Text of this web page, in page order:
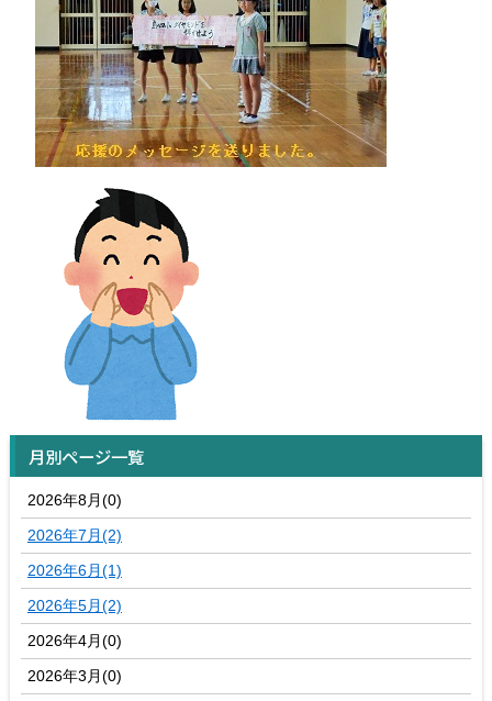
月別ページ一覧
2026年8月(0)
2026年7月(2)
2026年6月(1)
2026年5月(2)
2026年4月(0)
2026年3月(0)